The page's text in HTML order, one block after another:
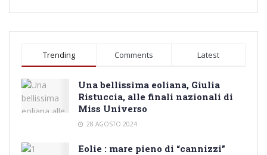
Trending Comments Latest
Una bellissima eoliana, Giulia
Ristuccia, alle finali nazionali di
Miss Universo
28 AGOSTO 2024
Eolie : mare pieno di “cannizzi”